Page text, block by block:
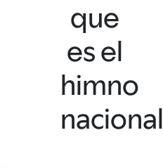
que
es el
himno
nacional